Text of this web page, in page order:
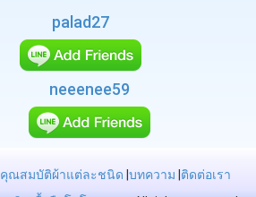
palad27
neeenee59
คุณสมบัติผ้าแต่ละชนิด บทความ ติดต่อเรา